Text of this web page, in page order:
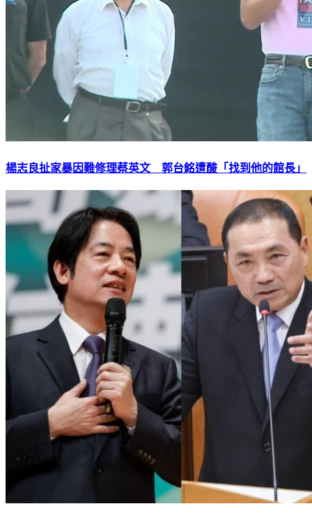
楊志良扯家暴因難修理蔡英文 郭台銘遭酸「找到他的館長」